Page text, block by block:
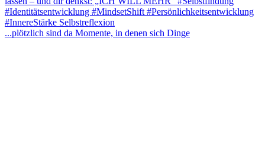
...plötzlich sind da Momente, in denen sich Dinge